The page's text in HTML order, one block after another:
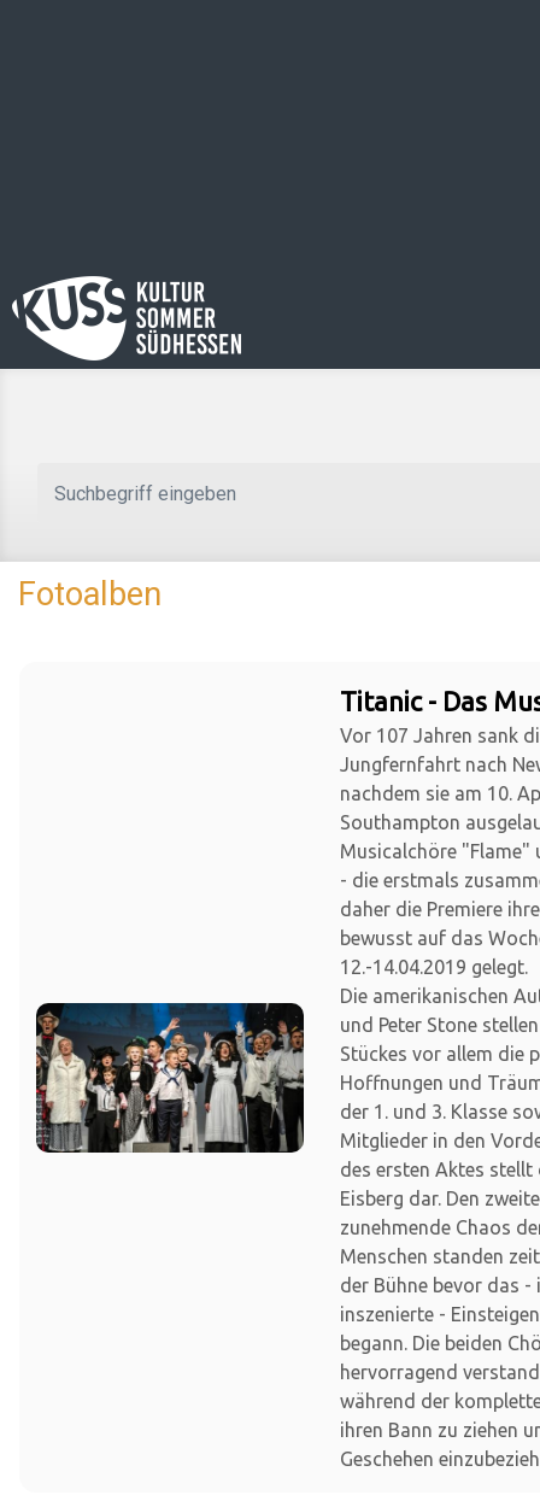
Fotoalben
Titanic - Das
Vor 107 Jahren sank
Jungfernfahrt nach
nachdem sie am 10.
Southampton
Musicalchöre "Flame"
- die erstmals
daher die Premiere
bewusst auf das
12.-14.04.2019 gelegt.
Die amerikanischen
und Peter Stone
Stückes vor allem die
Hoffnungen und
der 1. und 3. Klasse
Mitglieder in den
des ersten Aktes
Eisberg dar. Den
zunehmende Chaos
Menschen standen
der Bühne bevor das
inszenierte -
begann. Die beiden
hervorragend
während der
ihren Bann zu ziehen
Geschehen